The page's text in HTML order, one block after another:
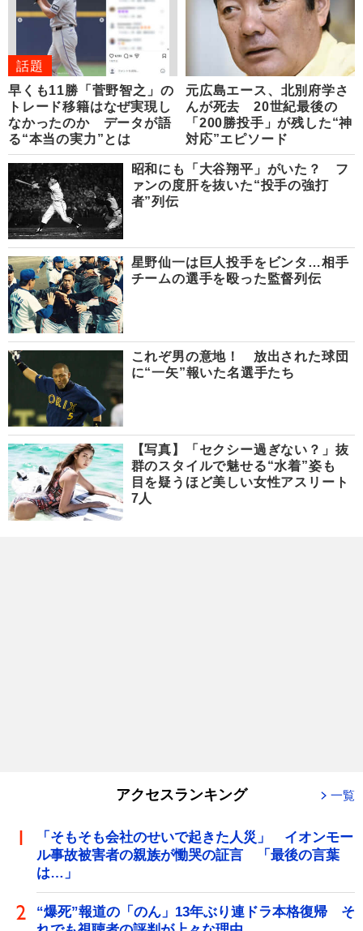
話題
早くも11勝「菅野智之」の
トレード移籍はなぜ実現し
なかったのか データが語
る“本当の実力”とは
元広島エース、北別府学さ
んが死去 20世紀最後の
「200勝投手」が残した“神
対応”エピソード
昭和にも「大谷翔平」がいた？ フ
ァンの度肝を抜いた“投手の強打
者”列伝
星野仙一は巨人投手をビンタ…相手
チームの選手を殴った監督列伝
これぞ男の意地！ 放出された球団
に“一矢”報いた名選手たち
【写真】「セクシー過ぎない？」抜
群のスタイルで魅せる“水着”姿も
目を疑うほど美しい女性アスリート
7人
アクセスランキング 一覧
「そもそも会社のせいで起きた人災」 イオンモー
ル事故被害者の親族が慟哭の証言 「最後の言葉
は…」
“爆死”報道の「のん」13年ぶり連ドラ本格復帰 そ